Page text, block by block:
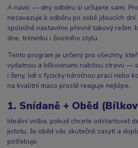
A navíc — dny odběru si určujete sami.
nezavazuje k odběru po sobě jdoucích
společně nastavíme přesně takový režim,
dne, tréninku i životního stylu.
Tento program je určený pro všechny,
vydatnou a bílkovinami nabitou stravu —
i ženy, lidi s fyzicky náročnou prací nebo
na kvalitní maso prostě reaguje nejlépe.
1. Snídaně + Oběd
Ideální volba, pokud chcete odstartovat
jistotu, že oběd vás skutečně zasytí a
potřebuje.